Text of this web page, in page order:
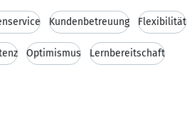
Kundenbetreuung Flexibilität
Optimismus Lernbereitschaft